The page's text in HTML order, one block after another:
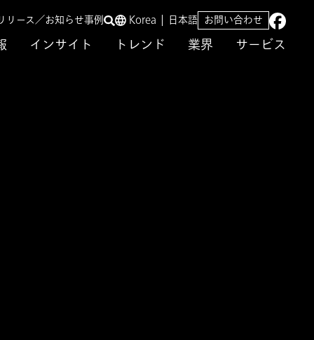
インサイト トレンド 業界 サービス
リース／お知らせ事例 Korea 日本語 お問い合わせ